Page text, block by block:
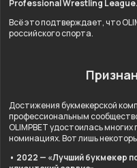
Professional Wrestling League.
Всё это подтверждает, что
российского спорта.
Достижения букмекерской
профессиональным
OLIMPBET удостоилась
номинациях. Вот лишь
• 2022 — «Лучший букмекер